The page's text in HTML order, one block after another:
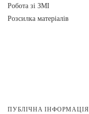
Робота зі ЗМІ
Розсилка матеріалів
ПУБЛІЧНА ІНФОРМАЦІЯ